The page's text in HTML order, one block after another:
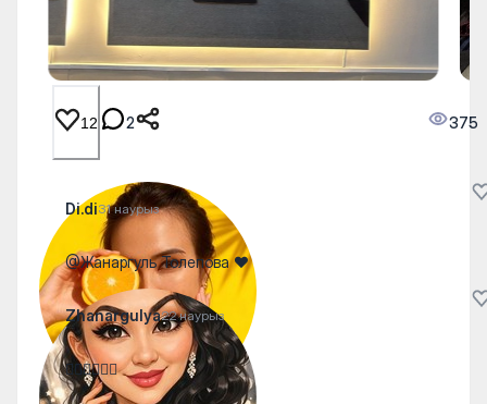
12 2 375
Di.di31 наурыз
@Жанаргуль Толепова ❤️
Zhanargulya22 наурыз
👍🏽👍🏽👍🏽